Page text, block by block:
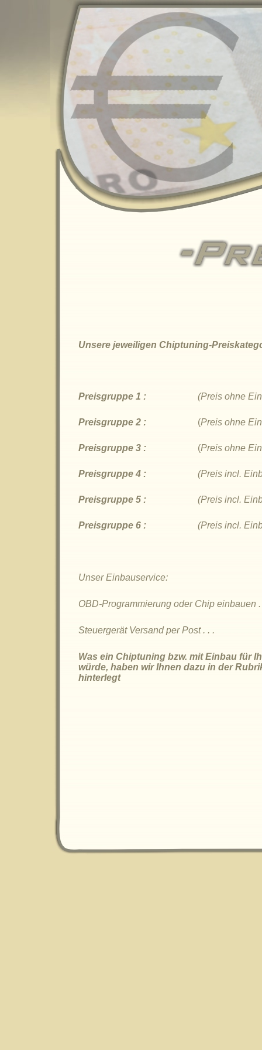
Unsere jeweiligen Chiptuning-
Preisgruppe 1 : (Preis ohne
Preisgruppe 2 : (Preis ohne
Preisgruppe 3 : (Preis ohne
Preisgruppe 4 : (Preis incl.
Preisgruppe 5 : (Preis incl.
Preisgruppe 6 : (Preis incl.
Unser Einbauservice:
OBD-Programmierung oder Chip einbauen .
Steuergerät Versand per Post . . .
Was ein Chiptuning bzw. mit Einbau für
würde, haben wir Ihnen dazu in der
hinterlegt